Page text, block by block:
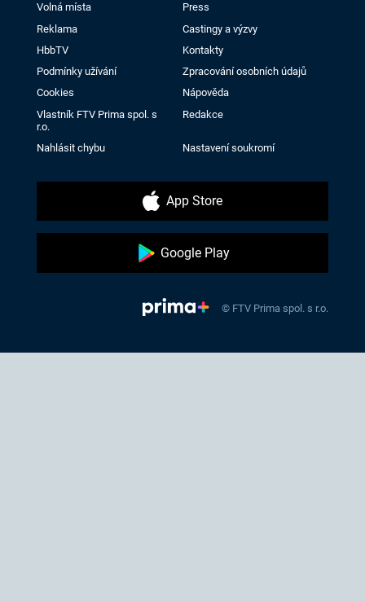
Volná místa
Press
Reklama
Castingy a výzvy
HbbTV
Kontakty
Podmínky užívání
Zpracování osobních údajů
Cookies
Nápověda
Vlastník FTV Prima spol. s
r.o.
Redakce
Nahlásit chybu Nastavení soukromí
App Store
Google Play
© FTV Prima spol. s r.o.